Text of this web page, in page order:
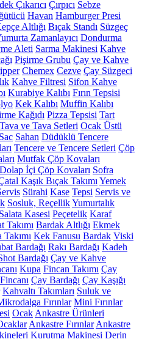
Çıkarıcı Çırpıcı Sebze
Havan Hamburger Presi
Altlığı Bıçak Standı Süzgeç
Zamanlayıcı Dondurma
Aleti Sarma Makinesi Kahve
Pişirme Grubu Çay ve Kahve
Chemex Cezve Çay Süzgeci
Kahve Filtresi Sifon Kahve
Kurabiye Kalıbı Fırın Tepsisi
Kek Kalıbı Muffin Kalıbı
Kağıdı Pizza Tepsisi Tart
Tava ve Tava Setleri Ocak Üstü
Sahan Düdüklü Tencere
Tencere ve Tencere Setleri Çöp
Mutfak Çöp Kovaları
Dolap İçi Çöp Kovaları Sofra
Kaşık Bıçak Takımı Yemek
Sürahi Kase Tepsi Servis ve
Sosluk, ReçellikYumurtalık
Salata Kasesi Peçetelik Karaf
Takımı Bardak Altlığı Ekmek
Takımı Kek Fanusu Bardak Viski
Bardağı Rakı Bardağı Kadeh
Bardağı Çay ve Kahve
Kupa Fincan Takımı Çay
Çay Bardağı Çay Kaşığı
Kahvaltı Takımları Suluk ve
Fırınlar Mini Fırınlar
Ocak Ankastre Ürünleri
Ankastre Fırınlar Ankastre
Kurutma Makinesi Derin